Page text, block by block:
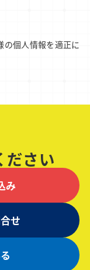
の個人情報を適正に
ださい
み
せ